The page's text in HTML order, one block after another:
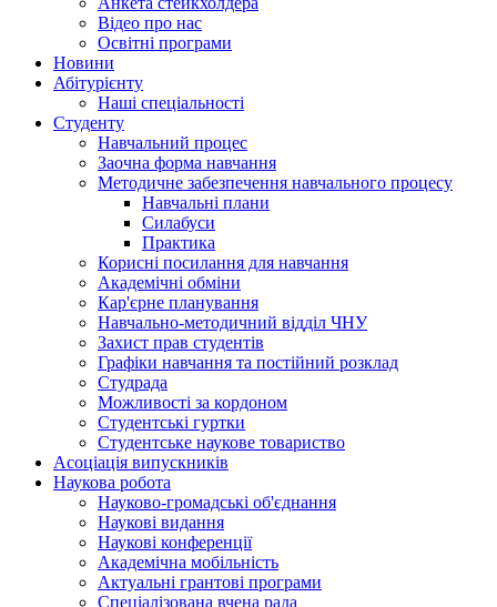
Відео про нас
Освітні програми
Hовини
Абітурієнту
Наші спеціальності
Студенту
Навчальний процес
Заочна форма навчання
Методичне забезпечення навчального процесу
Навчальні плани
Силабуси
Практика
Корисні посилання для навчання
Академічні обміни
Кар'єрне планування
Навчально-методичний відділ ЧНУ
Захист прав студентів
Графіки навчання та постійний розклад
Студрада
Можливості за кордоном
Студентські гуртки
Студентське наукове товариство
Асоціація випускників
Наукова робота
Науково-громадські об'єднання
Наукові видання
Наукові конференції
Академічна мобільність
Актуальні грантові програми
Спеціалізована вчена рада